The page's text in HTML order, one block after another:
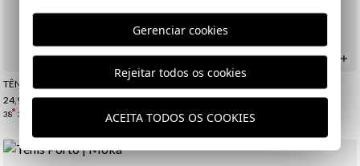
TÊNIS ATELIER | CAZA
24,95 € / 39,95 €
38 39
34,95 € / 39,95 €
39
Gerenciar cookies
Rejeitar todos os cookies
ACEITA TODOS OS COOKIES